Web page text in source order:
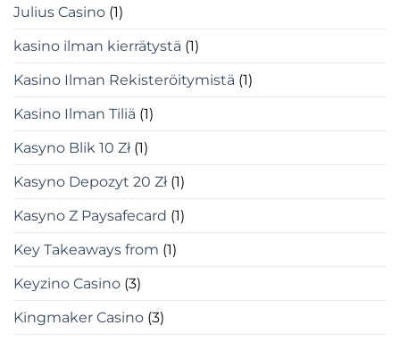
Julius Casino (1)
kasino ilman kierrätystä (1)
Kasino Ilman Rekisteröitymistä (1)
Kasino Ilman Tiliä (1)
Kasyno Blik 10 Zł(1)
Kasyno Depozyt 20 Zł(1)
Kasyno Z Paysafecard (1)
Key Takeaways from (1)
Keyzino Casino (3)
Kingmaker Casino (3)